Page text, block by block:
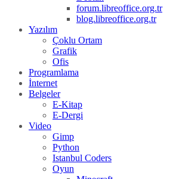
forum.libreoffice.org.tr
blog.libreoffice.org.tr
Yazılım
Çoklu Ortam
Grafik
Ofis
Programlama
İnternet
Belgeler
E-Kitap
E-Dergi
Video
Gimp
Python
Istanbul Coders
Oyun